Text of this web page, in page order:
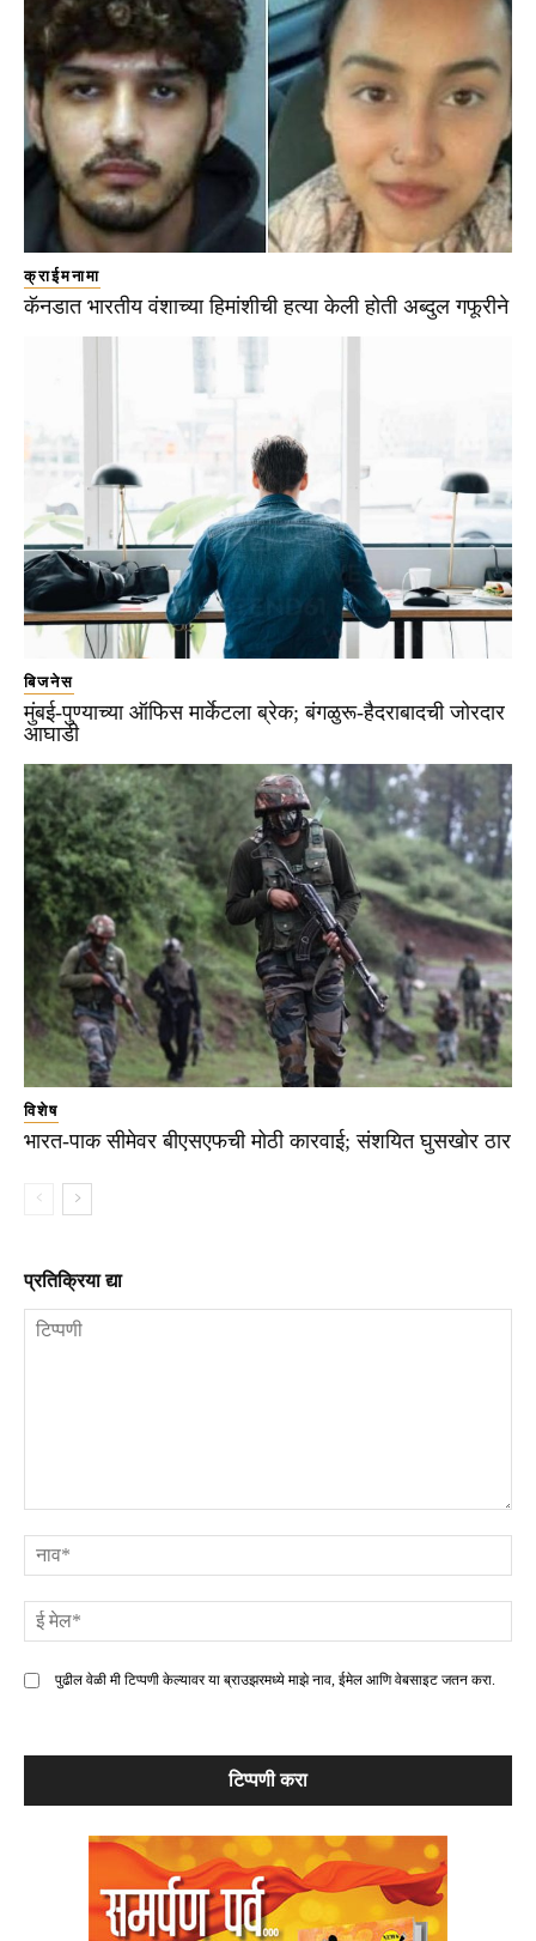
क्राईमनामा
कॅनडात भारतीय वंशाच्या हिमांशीची हत्या केली होती अब्दुल गफूरीने
बिजनेस
मुंबई-पुण्याच्या ऑफिस मार्केटला ब्रेक; बंगळुरू-हैदराबादची जोरदार
आघाडी
विशेष
भारत-पाक सीमेवर बीएसएफची मोठी कारवाई; संशयित घुसखोर ठार
प्रतिक्रिया द्या
पुढील वेळी मी टिप्पणी केल्यावर या ब्राउझरमध्ये माझे नाव, ईमेल आणि वेबसाइट जतन करा.